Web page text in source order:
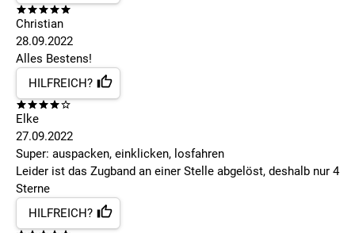
Christian
28.09.2022
Alles Bestens!
HILFREICH?
Elke
27.09.2022
Super: auspacken, einklicken, losfahren
Leider ist das Zugband an einer Stelle abgelöst, deshalb nur 4
Sterne
HILFREICH?